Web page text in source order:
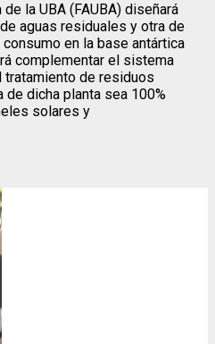
la UBA (FAUBA) diseñará
aguas residuales y otra de
en la base antártica
complementar el sistema
tratamiento de residuos
de dicha planta sea 100%
solares y